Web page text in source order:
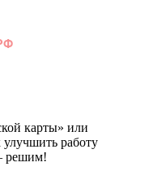
карты» или
улучшить работу
решим!